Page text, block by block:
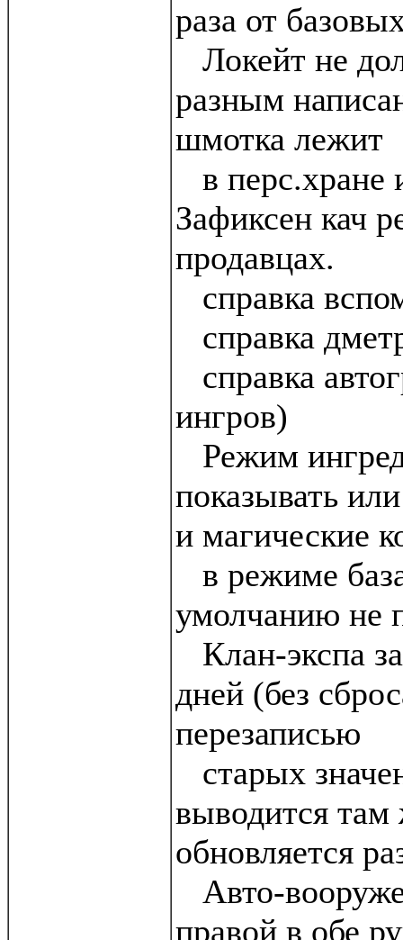
раза от
Локейт не
разным
шмотка лежит
в перс.хране
Зафиксен кач
продавцах.
справка
справка
справка
ингров)
Режим
показывать
и магические
в режиме
умолчанию не
Клан-экспа
дней (без
перезаписью
старых
выводится
обновляется
Авто-
правой в обе